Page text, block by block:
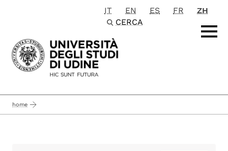
Passa al contenuto principale
IT EN ES FR
ZH
CERCA
home